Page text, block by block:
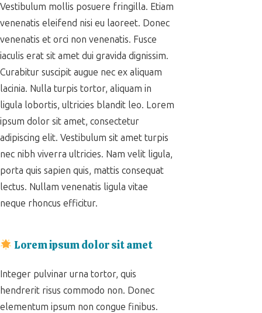
Vestibulum mollis posuere fringilla. Etiam
venenatis eleifend nisi eu laoreet. Donec
venenatis et orci non venenatis. Fusce
iaculis erat sit amet dui gravida dignissim.
Curabitur suscipit augue nec ex aliquam
lacinia. Nulla turpis tortor, aliquam in
ligula lobortis, ultricies blandit leo. Lorem
ipsum dolor sit amet, consectetur
adipiscing elit. Vestibulum sit amet turpis
nec nibh viverra ultricies. Nam velit ligula,
porta quis sapien quis, mattis consequat
lectus. Nullam venenatis ligula vitae
neque rhoncus efficitur.
Lorem ipsum dolor sit amet
Integer pulvinar urna tortor, quis
hendrerit risus commodo non. Donec
elementum ipsum non congue finibus.